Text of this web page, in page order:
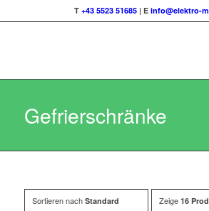
T +43 5523 51685| E info@elektro-
Gefrierschränke
Sortieren nach Standard Zeige 16